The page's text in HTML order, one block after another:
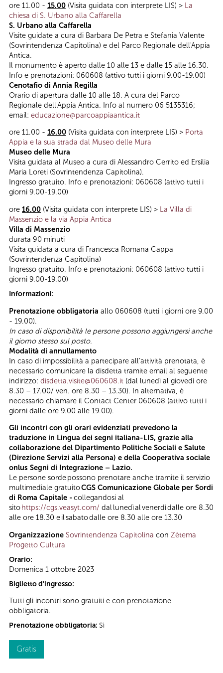
ore 11.00 - 15.00 (Visita guidata con interprete LIS) > La
chiesa di S. Urbano alla Caffarella
S. Urbano alla Caffarella
Visite guidate a cura di Barbara De Petra e Stefania Valente
(Sovrintendenza Capitolina) e del Parco Regionale dell'Appia
Antica.
Il monumento è aperto dalle 10 alle 13 e dalle 15 alle 16.30.
Info e prenotazioni: 060608 (attivo tutti i giorni 9.00-19.00)
Cenotafio di Annia Regilla
Orario di apertura dalle 10 alle 18. A cura del Parco
Regionale dell'Appia Antica. Info al numero 06 5135316;
email: educazione@parcoappiaantica.it
ore 11.00 - 16.00 (Visita guidata con interprete LIS) > Porta
Appia e la sua strada dal Museo delle Mura
Museo delle Mura
Visita guidata al Museo a cura di Alessandro Cerrito ed Ersilia
Maria Loreti (Sovrintendenza Capitolina).
Ingresso gratuito. Info e prenotazioni: 060608 (attivo tutti i
giorni 9.00-19.00)
ore 16.00 (Visita guidata con interprete LIS) > La Villa di
Massenzio e la via Appia Antica
Villa di Massenzio
durata 90 minuti
Visita guidata a cura di Francesca Romana Cappa
(Sovrintendenza Capitolina)
Ingresso gratuito. Info e prenotazioni: 060608 (attivo tutti i
giorni 9.00-19.00)
Informazioni:
Prenotazione obbligatoria allo 060608 (tutti i giorni ore 9.00
- 19.00).
In caso di disponibilità le persone possono aggiungersi anche
il giorno stesso sul posto.
Modalità di annullamento
In caso di impossibilità a partecipare all’attività prenotata, è
necessario comunicare la disdetta tramite email al seguente
indirizzo: disdetta.visite@060608.it (dal lunedì al giovedì ore
8.30 – 17.00/ ven. ore 8.30 – 13.30). In alternativa, è
necessario chiamare il Contact Center 060608 (attivo tutti i
giorni dalle ore 9.00 alle 19.00).
Gli incontri con gli orari evidenziati prevedono la
traduzione in Lingua dei segni italiana-LIS, grazie alla
collaborazione del Dipartimento Politiche Sociali e Salute
(Direzione Servizi alla Persona) e della Cooperativa sociale
onlus Segni di Integrazione – Lazio.
Le persone sorde possono prenotare anche tramite il servizio
multimediale gratuitoCGS Comunicazione Globale per Sordi
di Roma Capitale -collegandosi al
sitohttps://cgs.veasyt.com/ dal lunedì al venerdì dalle ore 8.30
alle ore 18.30 e il sabato dalle ore 8.30 alle ore 13.30
Organizzazione Sovrintendenza Capitolina con Zètema
Progetto Cultura
Orario:
Domenica 1 ottobre 2023
Biglietto d'ingresso:
Tutti gli incontri sono gratuiti e con prenotazione
obbligatoria.
Prenotazione obbligatoria: Sì
Gratis